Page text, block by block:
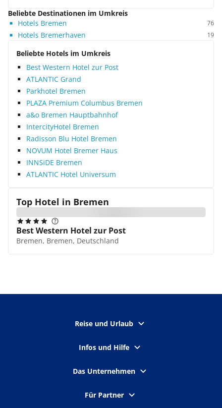
Beliebte Destinationen im Umkreis
Hotels Bremen
76
Hotels Bremerhaven 19
Beliebte Hotels im Umkreis
Best Western Hotel zur Post
ATLANTIC Grand
Parkhotel Bremen
PLAZA Premium Columbus Bremen
a&o Bremen Hauptbahnhof
IntercityHotel Bremen
Radisson Blu Hotel Bremen
NOVUM Hotel Bremer Haus
INNSiDE Bremen
ATLANTIC Hotel Universum
Top Hotel in Bremen
Best Western Hotel zur Post
Bremen, Bremen, Deutschland
Reise und Urlaub
Infos und Hilfe
Das Unternehmen
Für Partner